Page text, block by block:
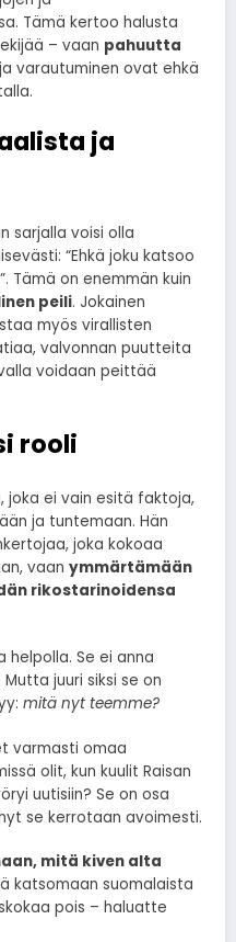
Tämä kertoo halusta
– vaan pahuutta
varautuminen ovat ehkä
ja
sarjalla voisi olla
“Ehkä joku katsoo
Tämä on enemmän kuin
peili. Jokainen
myös virallisten
valvonnan puutteita
voidaan peittää
rooli
joka ei vain esitä faktoja,
ja tuntemaan. Hän
joka kokoaa
vaan ymmärtämään
rikostarinoidensa
helpolla. Se ei anna
juuri siksi se on
mitä nyt teemme?
varmasti omaa
olit, kun kuulit Raisan
uutisiin? Se on osa
se kerrotaan avoimesti.
mitä kiven alta
katsomaan suomalaista
pois – haluatte